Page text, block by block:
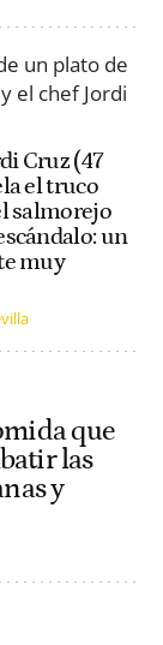
Cruz (47
el truco
salmorejo
un
muy
que
las
y